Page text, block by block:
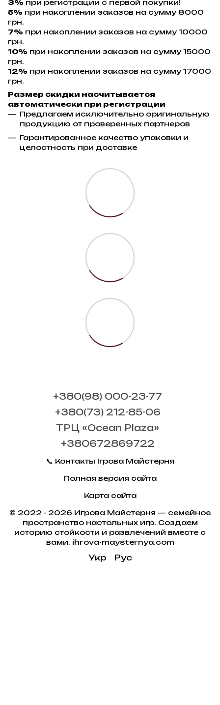
3% при регистрации с первой покупки!
5% при накоплении заказов на сумму 8000
грн.
7% при накоплении заказов на сумму 10000
грн.
10% при накоплении заказов на сумму 15000
грн.
12% при накоплении заказов на сумму 17000
грн.
Размер скидки насчитывается
автоматически при регистрации
Предлагаем исключительно оригинальную
продукцию от проверенных партнеров
Гарантированное качество упаковки и
целостность при доставке
+380(98) 000-23-77
+380(73) 212-85-06
ТРЦ «Ocean Plaza»
+380672869722
📞 Контакты Ігрова Майстерня
Полная версия сайта
Карта сайта
© 2022 - 2026 Игрова Майстерня — семейное
пространство настольных игр. Создаем
историю стойкости и развлечений вместе с
вами. ihrova-maysternya.com
Укр Рус